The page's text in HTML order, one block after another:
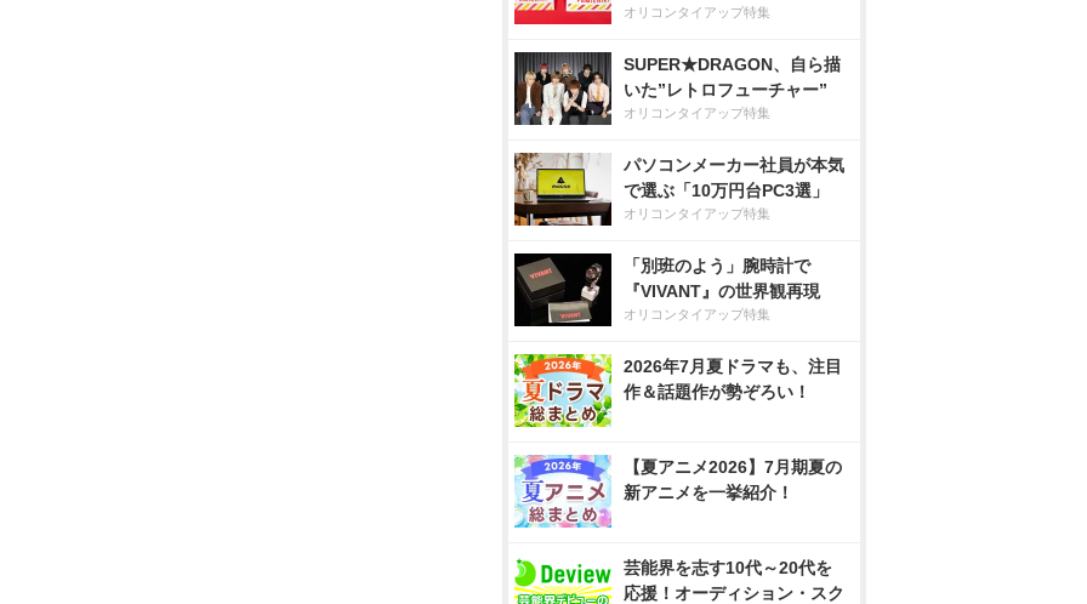
オリコンタイアップ特集
SUPER★DRAGON、自ら描
いた”レトロフューチャー”
オリコンタイアップ特集
パソコンメーカー社員が本気
で選ぶ「10万円台PC3選」
オリコンタイアップ特集
「別班のよう」腕時計で
『VIVANT』の世界観再現
オリコンタイアップ特集
2026年7月夏ドラマも、注目
作＆話題作が勢ぞろい！
【夏アニメ2026】7月期夏の
新アニメを一挙紹介！
芸能界を志す10代～20代を
応援！オーディション・スク